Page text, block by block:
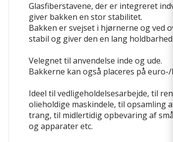
Glasfiberstavene, der er integreret
giver bakken en stor stabilitet.
Bakken er svejset i hjørnerne og ved
stabil og giver den en lang holdbarhed.
Velegnet til anvendelse inde og ude.
Bakkerne kan også placeres på
Ideel til vedligeholdelsesarbejde, til
olieholdige maskindele, til opsamling
trang, til midlertidig opbevaring af
og apparateretc.